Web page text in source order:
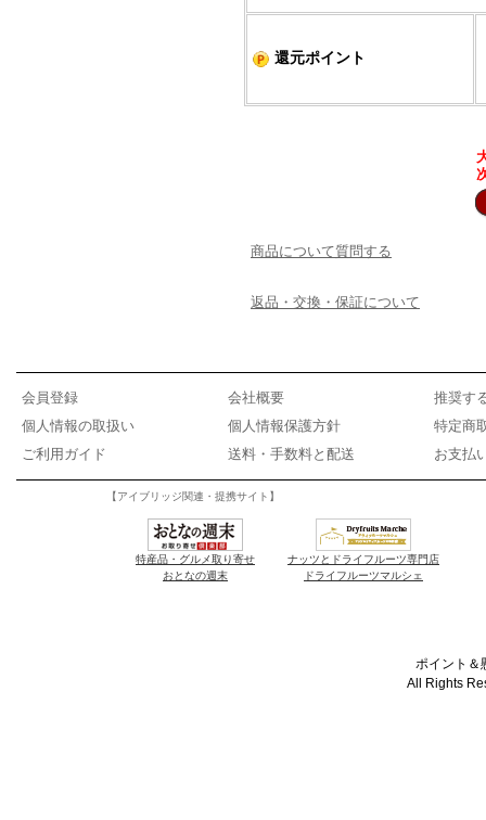
還元ポイント
商品について質問する
返品・交換・保証について
会員登録 会社概要
推奨す
個人情報の取扱い
個人情報保護方針
特定商
ご利用ガイド
送料・手数料と配送 お支払
【アイブリッジ関連・提携サイト】
特産品・グルメ取り寄せ
おとなの週末
ナッツとドライフルーツ専門店
ドライフルーツマルシェ
ポイント＆
All Rights